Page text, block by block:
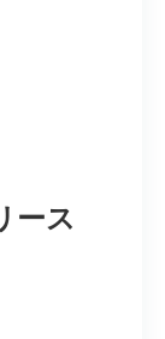
ース